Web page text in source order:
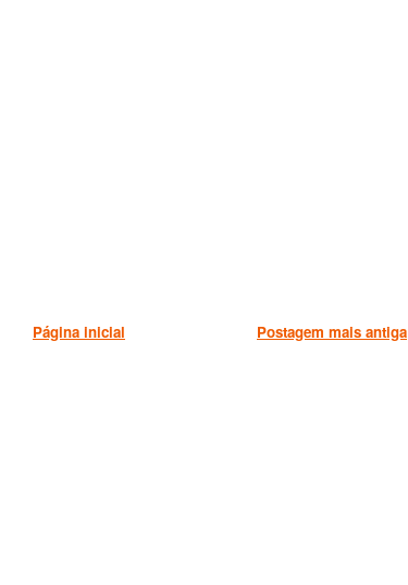
Postagem mais antiga
Página inicial